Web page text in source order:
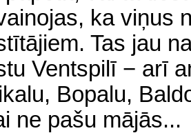
ka viņus
Tas jau
Ventspilī − arī
Bopalu,
ne pašu mājās...